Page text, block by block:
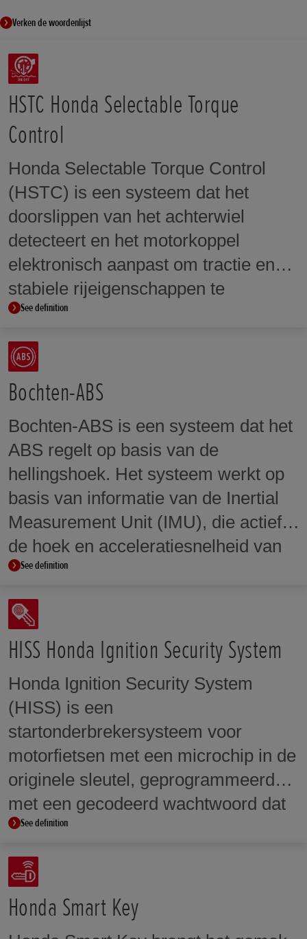
Banden achter
Velgen voor
17M/C x MT3.50
17M/C x MT5.50
6l / 100km
Grondspeling (mm)
135 mm
Rijklaargewicht (kg)
229kg + 12.5kg Panniers (total weight
241.5kg)
Zithoogte (mm)
825mm
Naloop (mm)
106.3 mm
Wielbasis (mm)
1465 mm
Ja
Ja
Verken de woordenlijst
HSTC Honda Selectable Torque
Control
Honda Selectable Torque Control
(HSTC) is een systeem dat het
doorslippen van het achterwiel
detecteert en het motorkoppel
elektronisch aanpast om tractie en
stabiele rijeigenschappen te
behouden. Bij sommige modellen
kunnen de niveaus van HSTC-
interventie worden aangepast aan de
voorkeuren van de rijder en de
HSTC maken ook deel uit van de
selecteerbare rijmodi.
See definition
Bochten-ABS
Bochten-ABS is een systeem dat het
ABS regelt op basis van de
hellingshoek. Het systeem werkt op
basis van informatie van de Inertial
Measurement Unit (IMU), die actief
de hoek en acceleratiesnelheid van
de motorfiets meet voor gieren, rollen
en kantelen. Deze informatie wordt
vervolgens gebruikt om de remdruk
te regelen zodat de motor
evenwichtige vertraagt tijdens het
nemen van een bocht en
onvoorspelbaar gedrag van de
motorfiets tijdens het nemen van
bochten en remmen afneemt.
See definition
HISS Honda Ignition Security System
Honda Ignition Security System
(HISS) is een
startonderbrekersysteem voor
motorfietsen met een microchip in de
originele sleutel, geprogrammeerd
met een gecodeerd wachtwoord dat
door een antenne wordt opgepikt en
naar een ECU wordt gestuurd. De
ECU controleert het
geprogrammeerde codenummer en
laat de motor alleen starten als de
See definition
Honda Smart Key